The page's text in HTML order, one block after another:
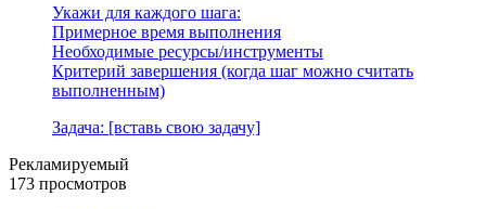
Укажи для каждого шага:
Примерное время выполнения
Необходимые ресурсы/инструменты
Критерий завершения (когда шаг можно считать
выполненным)
Задача: [вставь свою задачу]
Рекламируемый
173 просмотров